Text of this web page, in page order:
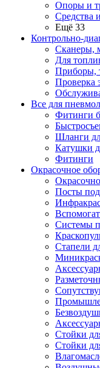
Опоры и
Средства
Ещё 33
Контрольно-
Сканеры,
Для
Приборы,
Проверка
Все для
Фитинги
Шланги
Катушки
Фитинги
Окрасочное
Посты
Системы
Стапели
Стойки
Стойки